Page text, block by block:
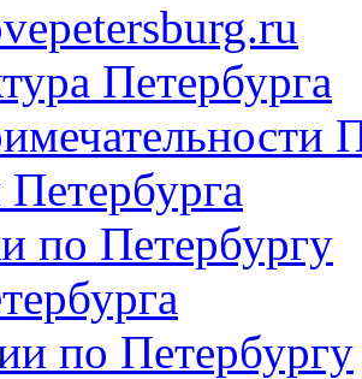
Петербурга
по Петербургу
по Петербургу